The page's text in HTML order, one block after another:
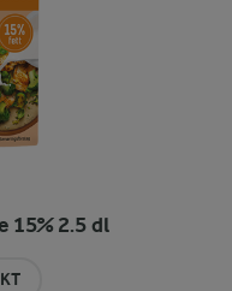
15% 2.5 dl